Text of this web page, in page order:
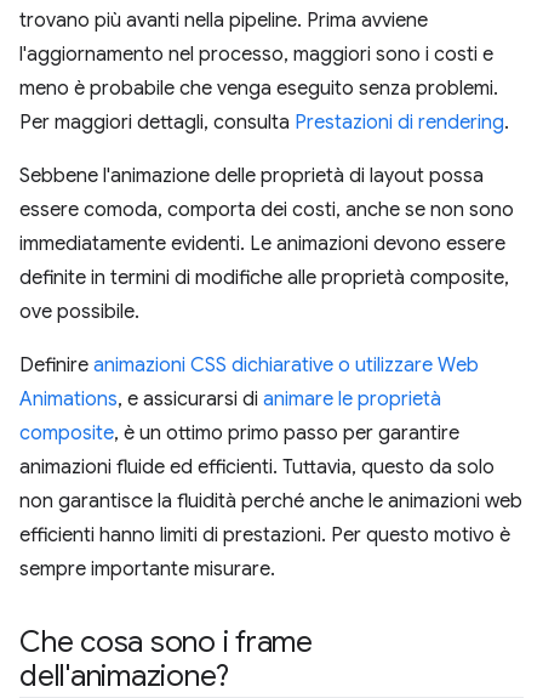
trovano più avanti nella pipeline. Prima avviene
l'aggiornamento nel processo, maggiori sono i costi e
meno è probabile che venga eseguito senza problemi.
Per maggiori dettagli, consulta Prestazioni di rendering.
Sebbene l'animazione delle proprietà di layout possa
essere comoda, comporta dei costi, anche se non sono
immediatamente evidenti. Le animazioni devono essere
definite in termini di modifiche alle proprietà composite,
ove possibile.
Definire animazioni CSS dichiarative o utilizzare Web
Animations, e assicurarsi di animare le proprietà
composite, è un ottimo primo passo per garantire
animazioni fluide ed efficienti. Tuttavia, questo da solo
non garantisce la fluidità perché anche le animazioni web
efficienti hanno limiti di prestazioni. Per questo motivo è
sempre importante misurare.
Che cosa sono i frame
dell'animazione?